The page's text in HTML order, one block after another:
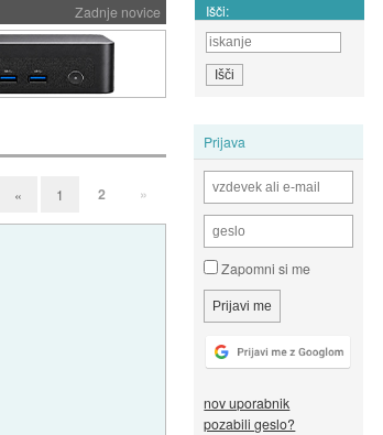
Zadnje novice Išči:
Prijava
Zapomni si me
nov uporabnik
pozabili geslo?
« 1 2 »